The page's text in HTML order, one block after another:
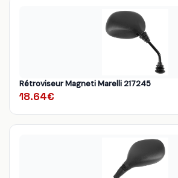
Rétroviseur Magneti Marelli 217245
18.64€